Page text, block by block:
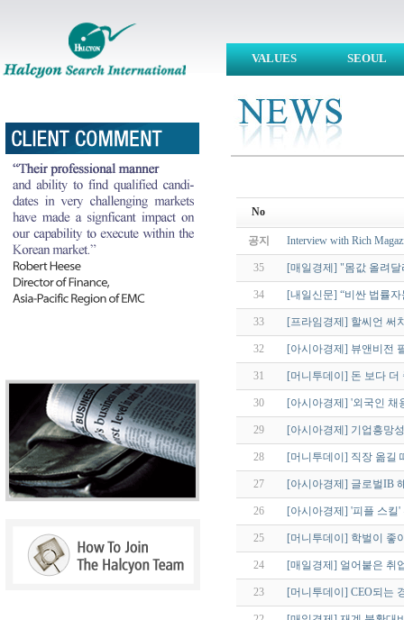
VALUES SEOUL
No
공지 Interview with Rich
35 [매일경제] "몸값 올려
34 [내일신문] “비싼 법률
33 [프라임경제] 할씨언 써
32 [아시아경제] 뷰앤비전
31 [머니투데이] 돈 보다
30 [아시아경제] '외국인
29 [아시아경제] 기업흥망
28 [머니투데이] 직장 옮길
27 [아시아경제] 글로벌IB
26 [아시아경제] '피플 스
25 [머니투데이] 학벌이 좋
24 [매일경제] 얼어붙은 취
23 [머니투데이] CEO되는